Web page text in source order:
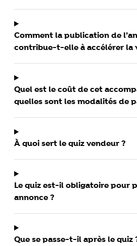
Comment la publication de
contribue-t-elle à accélérer la
Quel est le coût de cet
quelles sont les modalités de
À quoi sert le quiz vendeur ?
Le quiz est-il obligatoire pour
annonce ?
Que se passe-t-il après le quiz